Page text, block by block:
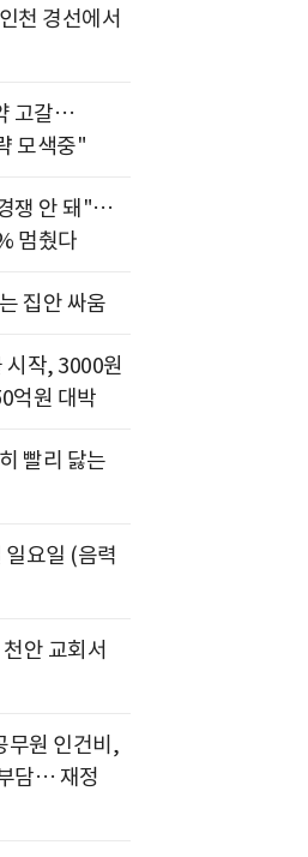
천 경선에서
고갈…
모색중"
쟁 안 돼"…
멈췄다
집안 싸움
시작, 3000원
억원 대박
빨리 닳는
요일 (음력
안 교회서
무원 인건비,
담… 재정